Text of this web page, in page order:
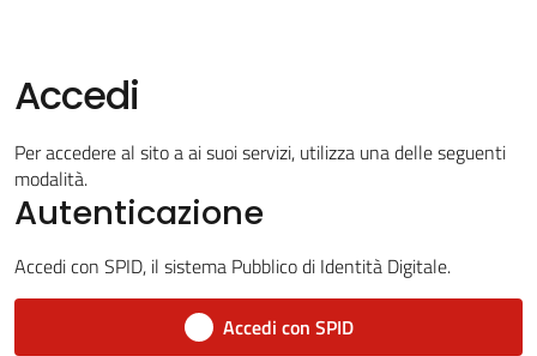
Casalfiumanese
Accedi
Per accedere al sito a ai suoi servizi, utilizza una delle seguenti
modalità.
Autenticazione
Accedi con SPID, il sistema Pubblico di Identità Digitale.
Accedi con SPID